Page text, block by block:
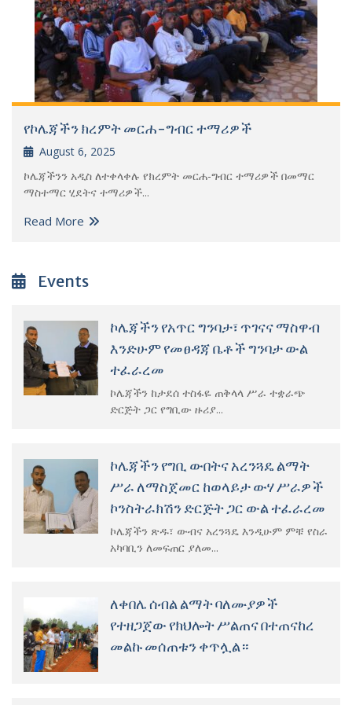
የኮሌጃችን ክረምት መርሐ-ግብር ተማሪዎች
August 6, 2025
ኮሌጃችንን አዲስ ለተቀላቀሉ የክረምት መርሐ-ግብር ተማሪዎች በመማር
ማስተማር ሂደትና ተማሪዎች...
Read More
Events
ኮሌጃችን የአጥር ግንባታ፣ ጥገናና ማስዋብ
እንድሁም የመፀዳጃ ቤቶች ግንባታ ውል
ተፈራረመ
ኮሌጃችን ከታደሰ ተስፋዬ ጠቅላላ ሥራ ተቋራጭ
ድርጅት ጋር የግቢው ዙሪያ...
ኮሌጃችን የግቢ ውበትና አረንጓዴ ልማት
ሥራ ለማስጀመር ከወላይታ ውሃ ሥራዎች
ኮንስትራክሽን ድርጅት ጋር ውል ተፈራረመ
ኮሌጃችን ጽዱ፣ ውብና አረንጓዴ እንዲሁም ምቹ የስራ
አካባቢን ለመፍጠር ያለመ...
ለቀበሌ ሰብል ልማት ባለሙያዎች
የተዘጋጀው የክህሎት ሥልጠና በተጠናከረ
መልኩ መሰጠቱን ቀጥሏል።